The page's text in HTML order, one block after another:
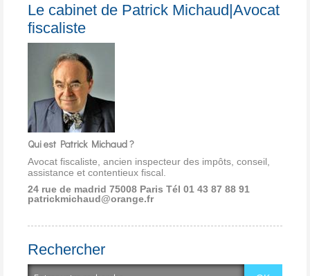
Le cabinet de Patrick Michaud|Avocat
fiscaliste
Qui est Patrick Michaud ?
Avocat fiscaliste, ancien inspecteur des impôts, conseil,
assistance et contentieux fiscal.
24 rue de madrid 75008 Paris Tél 01 43 87 88 91
patrickmichaud@orange.fr
Rechercher